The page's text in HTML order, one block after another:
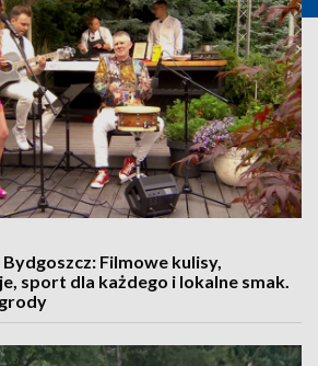
Filmowe kulisy,
sport dla każdego i lokalne smak.